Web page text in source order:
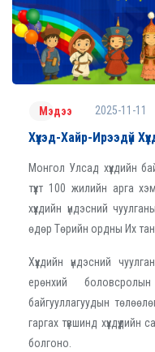
Мэдээ 2025-11-11
Хүүхэд-Хайр-Ирээдүй
Монгол Улсад хүүхдийн
түүхт 100 жилийн арга
хүүхдийн үндэсний
өдөр Төрийн ордны Их
Хүүхдийн үндэсний
ерөнхий
байгууллагуудын
гаргах түвшинд
болгоно.